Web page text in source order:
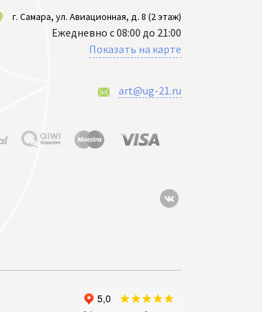
г. Самара, ул. Авиационная, д. 8 (2 этаж)
Ежедневно с 08:00 до 21:00
Показать на карте
art@ug-21.ru